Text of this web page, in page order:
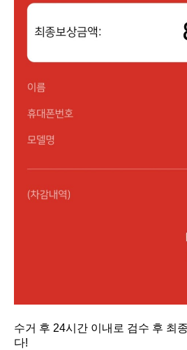
수거 후 24시간 이내로 검수 후 최
다!